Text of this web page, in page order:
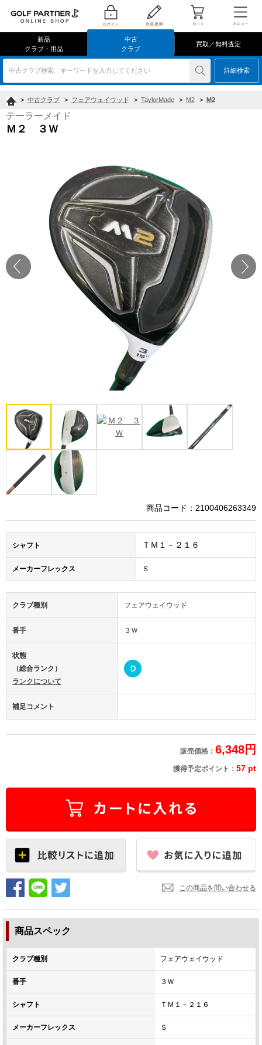
新品
クラブ・用品
中古
クラブ
買取／無料査定
中古クラブ検索、キーワードを入力してください 詳細検索
> 中古クラブ > フェアウェイウッド > TaylorMade > M2 > M2
テーラーメイド
Ｍ２ ３Ｗ
商品コード：2100406263349
シャフト ＴＭ１－２１６
メーカーフレックス Ｓ
クラブ種別 フェアウェイウッド
番手 ３Ｗ
状態
（総合ランク）
ランクについて
D
補足コメント
販売価格： 6,348円
獲得予定ポイント： 57 pt
この商品を問い合わせる
商品スペック
クラブ種別 フェアウェイウッド
番手 ３Ｗ
シャフト ＴＭ１－２１６
メーカーフレックス Ｓ